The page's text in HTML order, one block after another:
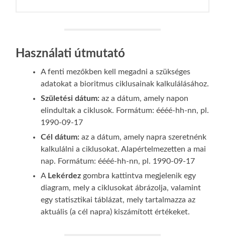
Használati útmutató
A fenti mezőkben kell megadni a szükséges
adatokat a bioritmus ciklusainak kalkulálásához.
Születési dátum: az a dátum, amely napon
elindultak a ciklusok. Formátum: éééé-hh-nn, pl.
1990-09-17
Cél dátum: az a dátum, amely napra szeretnénk
kalkulálni a ciklusokat. Alapértelmezetten a mai
nap. Formátum: éééé-hh-nn, pl. 1990-09-17
A Lekérdez gombra kattintva megjelenik egy
diagram, mely a ciklusokat ábrázolja, valamint
egy statisztikai táblázat, mely tartalmazza az
aktuális (a cél napra) kiszámított értékeket.